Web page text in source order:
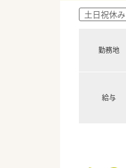
土日祝休み
勤務地
給与